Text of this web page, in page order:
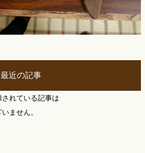
最近の記事
されている記事は
ません。